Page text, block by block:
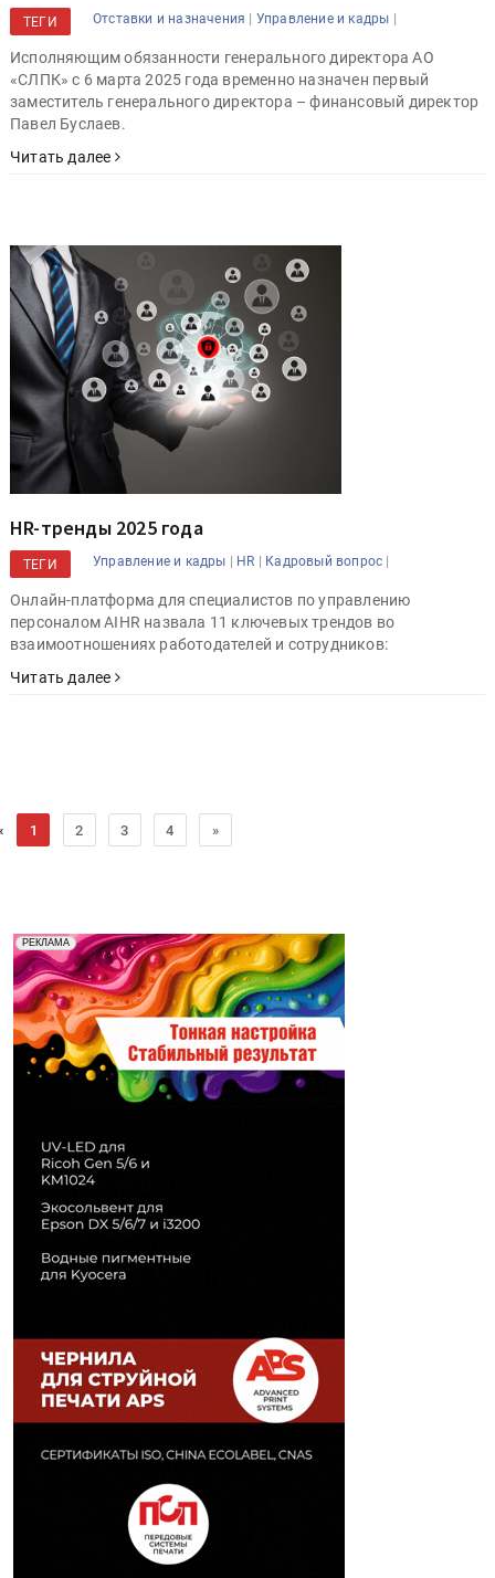
ТЕГИ Отставки и назначения | Управление и кадры |
Исполняющим обязанности генерального директора АО
«СЛПК» с 6 марта 2025 года временно назначен первый
заместитель генерального директора – финансовый директор
Павел Буслаев.
Читать далее
HR-тренды 2025 года
ТЕГИ Управление и кадры | HR | Кадровый вопрос |
Онлайн-платформа для специалистов по управлению
персоналом AIHR назвала 11 ключевых трендов во
взаимоотношениях работодателей и сотрудников:
Читать далее
1 2 3 4 »
РЕКЛАМА
Реклама. Рекламодатель ООО "Передовые Системы
Печати" erid: 2SDnjd2d4Qz